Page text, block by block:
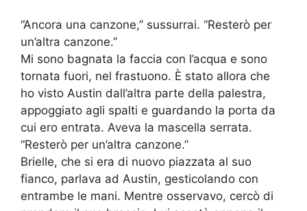
“Ancora una canzone,” sussurrai. “Resterò per
un’altra canzone.”
Mi sono bagnata la faccia con l’acqua e sono
tornata fuori, nel frastuono. È stato allora che
ho visto Austin dall’altra parte della palestra,
appoggiato agli spalti e guardando la porta da
cui ero entrata. Aveva la mascella serrata.
“Resterò per un’altra canzone.”
Brielle, che si era di nuovo piazzata al suo
fianco, parlava ad Austin, gesticolando con
entrambe le mani. Mentre osservavo, cercò di